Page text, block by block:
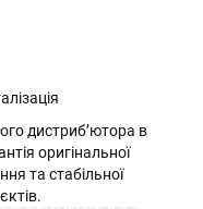
дистриб’ютора в
оригінальної
та стабільної